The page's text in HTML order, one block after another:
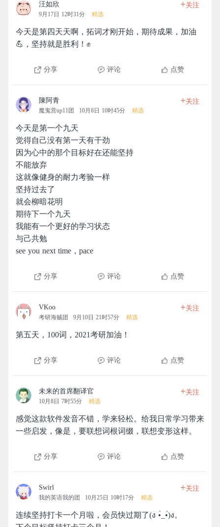
汪如欣
9月17日 12时31分 精选
+关注
今天是第四天天啊，拓词才刚开始，期待成果，加油
💪，坚持就是胜利！✊
分享 评论 点赞
陳阿青
魔鬼营up11团 10月8日 10时45分 精选
+关注
今天是第一个九天
觉得自己没有第一天有干劲
因为心中的那个目标好在还能坚持
不能放弃
这就像健身的耐力考验一样
坚持过去了
就会柳暗花明
期待下一个九天
我能有一个更好的学习状态
与己共勉
see you next time，pace
分享 评论 点赞
VKoo
考研海贼团 9月10日 21时57分 精选
+关注
第五天，100词，2021考研加油！
分享 评论 点赞
未来的首席翻译官
10月8日 7时55分 精选
+关注
感觉这款软件发音不错，学来轻松。给我日常学习带来
一些启发，像是，要联想词根词缀，联想变形这样。
分享 评论 点赞
Swirl
我的英语我的团 10月25日 10时17分 精选
+关注
连续坚持打卡一个月啦，会员快过期了(ง •̀_•́)ง。